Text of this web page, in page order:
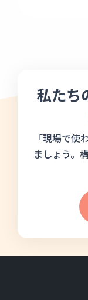
私たち
「現場で使
ましょう。